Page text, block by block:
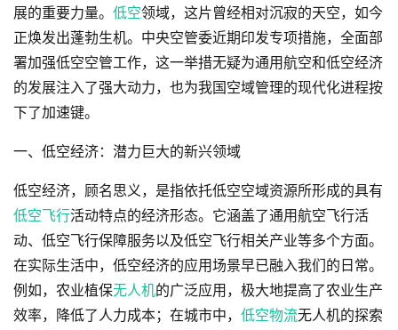
展的重要力量。 低空领域，这片曾经相对沉寂的天空，如今
正焕发出蓬勃生机。中央空管委近期印发专项措施，全面部
署加强低空空管工作，这一举措无疑为通用航空和低空经济
的发展注入了强大动力，也为我国空域管理的现代化进程按
下了加速键。
一、低空经济：潜力巨大的新兴领域
低空经济，顾名思义，是指依托低空空域资源所形成的具有
低空飞行活动特点的经济形态。它涵盖了通用航空飞行活
动、低空飞行保障服务以及低空飞行相关产业等多个方面。
在实际生活中，低空经济的应用场景早已融入我们的日常。
例如，农业植保无人机的广泛应用，极大地提高了农业生产
效率，降低了人力成本；在城市中， 低空物流无人机的探索